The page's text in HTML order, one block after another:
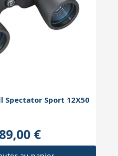
Spectator Sport 12X50
€